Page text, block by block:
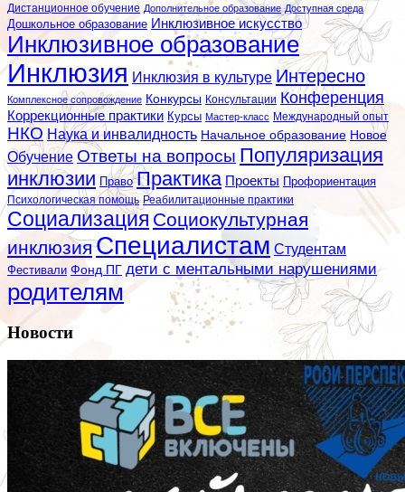
Дистанционное обучение Дополнительное образование Доступная среда
Дошкольное образование Инклюзивное искусство
Инклюзивное образование
Инклюзия Инклюзия в культуре Интересно
Комплексное сопровождение Конкурсы Консультации Конференция
Коррекционные практики Курсы Мастер-класс Международный опыт
НКО Наука и инвалидность Начальное образование Новое
Обучение Ответы на вопросы Популяризация
инклюзии Право Практика Проекты Профориентация
Психологическая помощь Реабилитационные практики
Социализация Социокультурная
инклюзияСпециалистам Студентам
Фестивали Фонд ПГ дети с ментальными нарушениями
родителям
Новости